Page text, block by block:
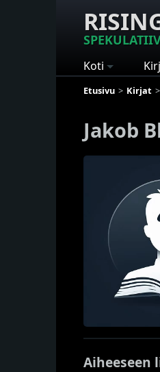
Koti
Etusivu Kirjat
Jakob
Aiheeseen